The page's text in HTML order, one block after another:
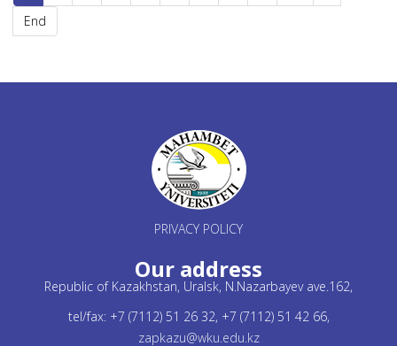
End
PRIVACY POLICY
Our address
Republic of Kazakhstan, Uralsk, N.Nazarbayev ave.162,
tel/fax: +7 (7112) 51 26 32, +7 (7112) 51 42 66,
zapkazu@wku.edu.kz